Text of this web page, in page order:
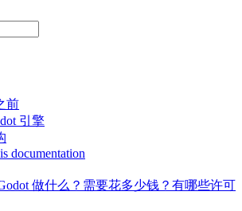
前
引擎
documentation
做什么？需要花多少钱？有哪些许可